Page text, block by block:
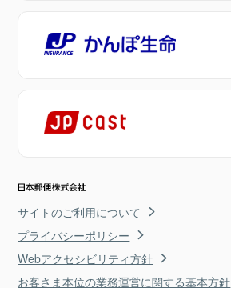
サイトのご利用について
プライバシーポリシー
Webアクセシビリティ方針
お客さま本位の業務運営に関する基本方針